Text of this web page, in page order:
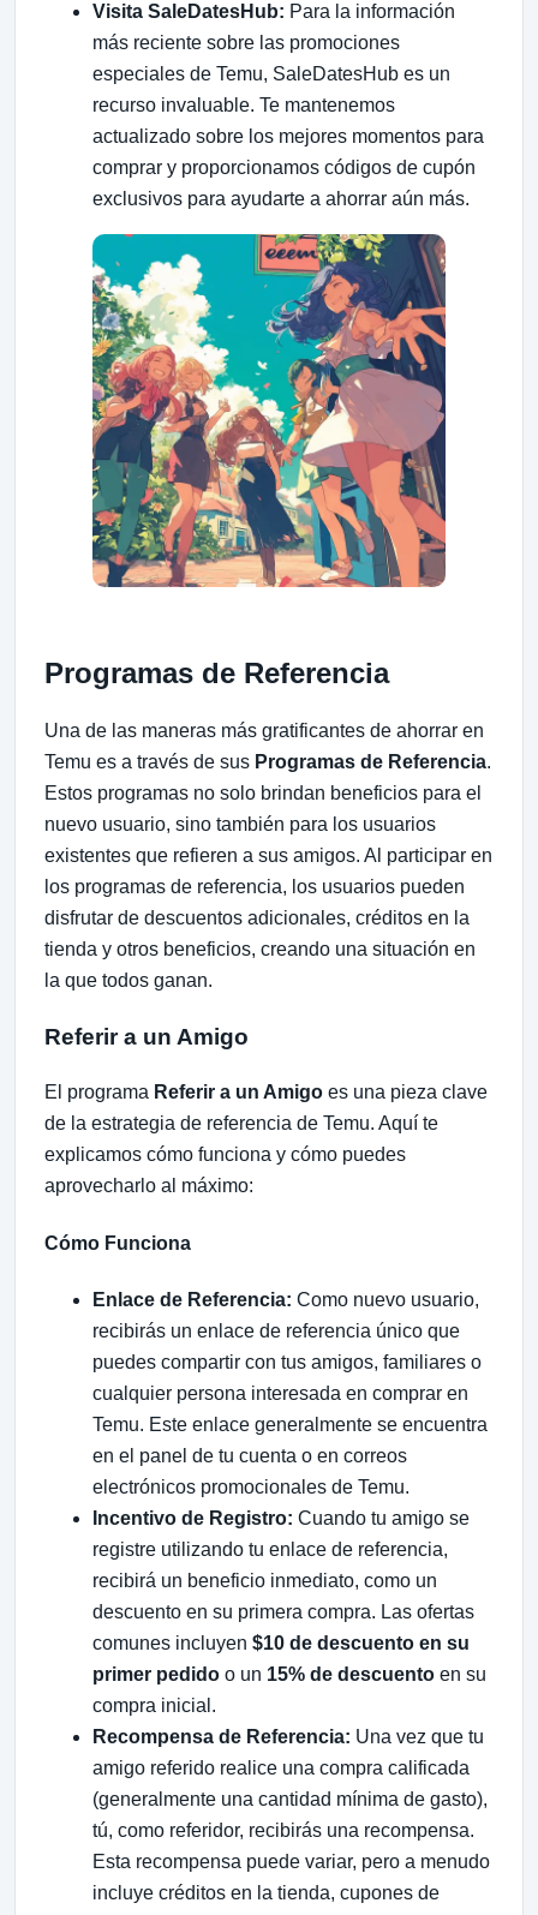
Visita SaleDatesHub: Para la información
más reciente sobre las promociones
especiales de Temu, SaleDatesHub es un
recurso invaluable. Te mantenemos
actualizado sobre los mejores momentos para
comprar y proporcionamos códigos de cupón
exclusivos para ayudarte a ahorrar aún más.
Programas de Referencia
Una de las maneras más gratificantes de ahorrar en
Temu es a través de sus Programas de Referencia.
Estos programas no solo brindan beneficios para el
nuevo usuario, sino también para los usuarios
existentes que refieren a sus amigos. Al participar en
los programas de referencia, los usuarios pueden
disfrutar de descuentos adicionales, créditos en la
tienda y otros beneficios, creando una situación en
la que todos ganan.
Referir a un Amigo
El programa Referir a un Amigo es una pieza clave
de la estrategia de referencia de Temu. Aquí te
explicamos cómo funciona y cómo puedes
aprovecharlo al máximo:
Cómo Funciona
Enlace de Referencia: Como nuevo usuario,
recibirás un enlace de referencia único que
puedes compartir con tus amigos, familiares o
cualquier persona interesada en comprar en
Temu. Este enlace generalmente se encuentra
en el panel de tu cuenta o en correos
electrónicos promocionales de Temu.
Incentivo de Registro: Cuando tu amigo se
registre utilizando tu enlace de referencia,
recibirá un beneficio inmediato, como un
descuento en su primera compra. Las ofertas
comunes incluyen $10 de descuento en su
primer pedido o un 15% de descuento en su
compra inicial.
Recompensa de Referencia: Una vez que tu
amigo referido realice una compra calificada
(generalmente una cantidad mínima de gasto),
tú, como referidor, recibirás una recompensa.
Esta recompensa puede variar, pero a menudo
incluye créditos en la tienda, cupones de